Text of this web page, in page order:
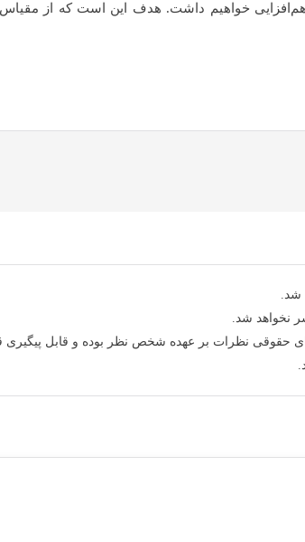
هم‌افزایی خواهیم داشت. هدف این است که از
شد.
نخواهد شد.
حقوقی نظرات بر عهده شخص نظر بوده و قابل